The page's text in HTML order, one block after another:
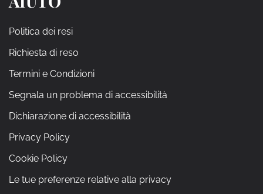
Politica dei resi
Richiesta di reso
Termini e Condizioni
Segnala un problema di accessibilità
Dichiarazione di accessibilità
Privacy Policy
Cookie Policy
Le tue preferenze relative alla privacy